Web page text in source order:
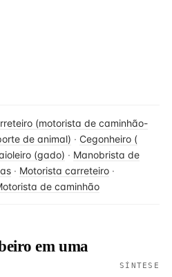
(motorista de caminhão-
de animal) · Cegonheiro (
(gado) · Manobrista de
· Motorista carreteiro ·
de caminhão
em uma
SÍNTESE